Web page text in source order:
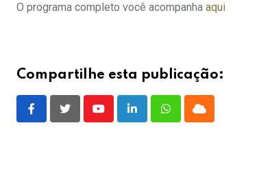
O programa completo você acompanha aqui
Compartilhe esta publicação:
YoutubeLinkedInWhatsappCloud